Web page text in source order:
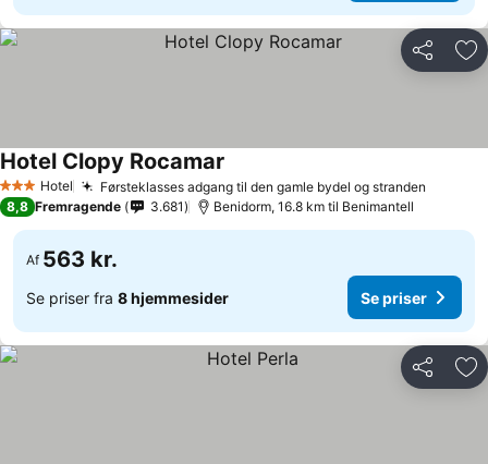
Del
3 StjernerHotel Førsteklasses adgang til den gamle bydel og stranden
Hotel Clopy Rocamar
8,8 Fremragende 3.681 Benidorm, 16.8 km til Benimantell
Af 563 kr.
Se priser fra 8 hjemmesider Se priser
Del